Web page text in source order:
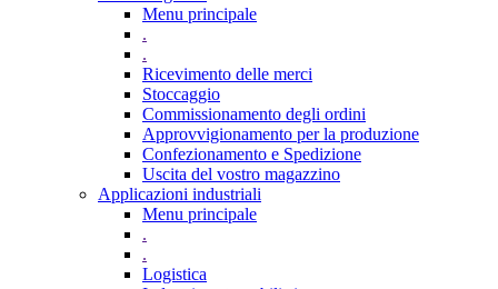
Menu principale
.
.
Ricevimento delle merci
Stoccaggio
Commissionamento degli ordini
Approvvigionamento per la produzione
Confezionamento e Spedizione
Uscita del vostro magazzino
Applicazioni industriali
Menu principale
.
.
Logistica